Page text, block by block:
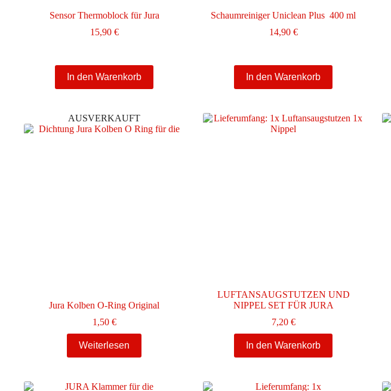
Sensor Thermoblock für Jura
15,90 €
In den Warenkorb
Schaumreiniger Uniclean Plus 400 ml
14,90 €
In den Warenkorb
AUSVERKAUFT
Jura Kolben O-Ring Original
1,50 €
Weiterlesen
LUFTANSAUGSTUTZEN UND
NIPPEL SET FÜR JURA
7,20 €
In den Warenkorb